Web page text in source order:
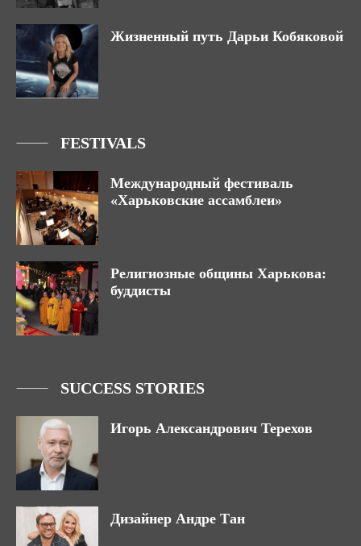
Жизненный путь Дарьи Кобяковой
FESTIVALS
Международный фестиваль
«Харьковские ассамблеи»
Религиозные общины Харькова:
буддисты
SUCCESS STORIES
Игорь Александрович Терехов
Дизайнер Андре Тан